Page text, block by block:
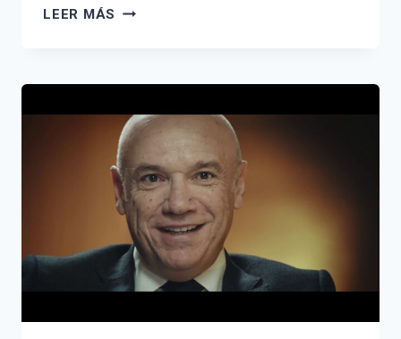
LEER MÁS FRASES
Y
SEGUIR
ADELANTE:
INSPÍRATE
PARA
EMPEZAR
DE
NUEVO